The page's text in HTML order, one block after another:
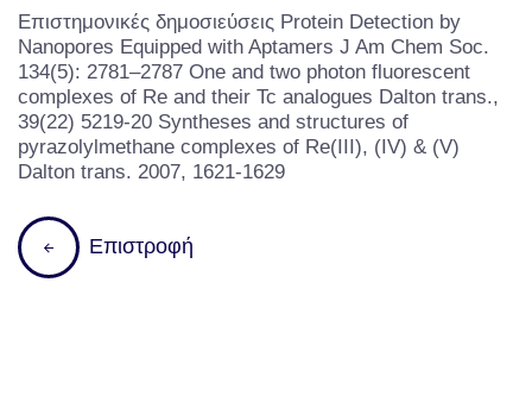
Επιστημονικές δημοσιεύσεις Protein Detection by
Nanopores Equipped with Aptamers J Am Chem Soc.
134(5): 2781–2787 One and two photon fluorescent
complexes of Re and their Tc analogues Dalton trans.,
39(22) 5219-20 Syntheses and structures of
pyrazolylmethane complexes of Re(III), (IV) & (V)
Dalton trans. 2007, 1621-1629
Επιστροφή